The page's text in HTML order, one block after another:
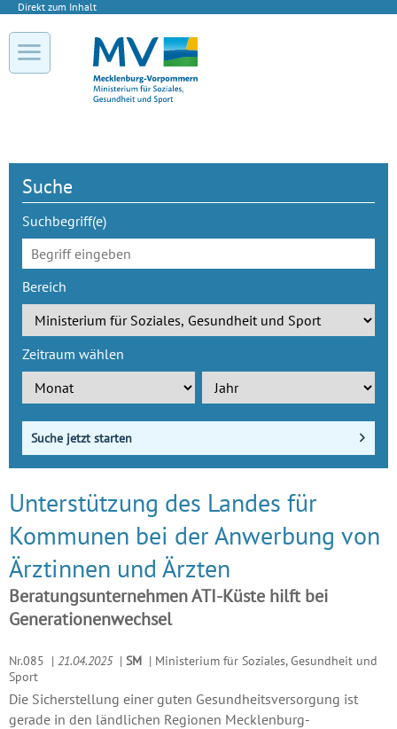
Direkt zum Inhalt
Suche
Suchbegriff(e)
Bereich
Zeitraum wählen
Suche jetzt starten
Unterstützung des Landes für
Kommunen bei der Anwerbung von
Ärztinnen und Ärzten
Beratungsunternehmen ATI-Küste hilft bei
Generationenwechsel
Nr.085 | 21.04.2025 | SM | Ministerium für Soziales, Gesundheit und
Sport
Die Sicherstellung einer guten Gesundheitsversorgung ist
gerade in den ländlichen Regionen Mecklenburg-